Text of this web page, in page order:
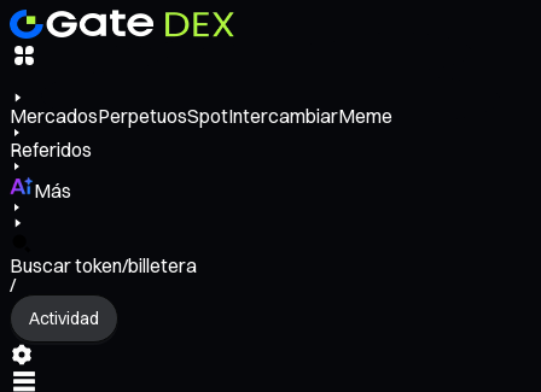
MercadosPerpetuosSpotIntercambiarMeme
Referidos
Más
Buscar token/billetera
/
Actividad